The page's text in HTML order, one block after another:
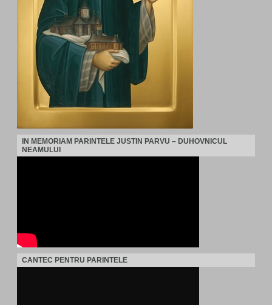
IN MEMORIAM PARINTELE JUSTIN PARVU – DUHOVNICUL
NEAMULUI
CANTEC PENTRU PARINTELE